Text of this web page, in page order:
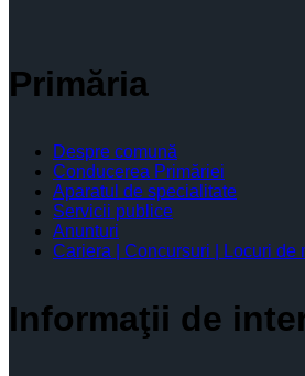
Primăria
Despre comună
Conducerea Primăriei
Aparatul de specialitate
Servicii publice
Anunturi
Cariera | Concursuri | Locuri de
Informaţii de